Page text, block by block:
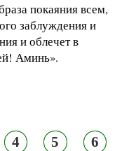
покаяния всем,
заблуждения и
и облечет в
Аминь».
4 5 6